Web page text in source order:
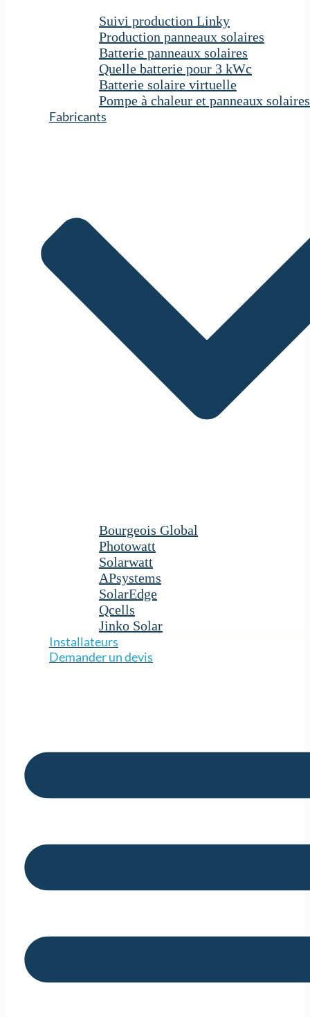
Suivi production Linky
Production panneaux solaires
Batterie panneaux solaires
Quelle batterie pour 3 kWc
Batterie solaire virtuelle
Pompe à chaleur et panneaux solaires
Fabricants
Bourgeois Global
Photowatt
Solarwatt
APsystems
SolarEdge
Qcells
Jinko Solar
Installateurs
Demander un devis